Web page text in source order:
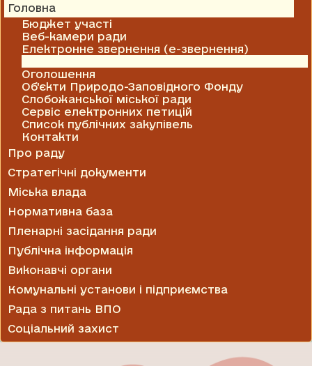
Головна
Бюджет участі
Веб-камери ради
Електронне звернення (е-звернення)
Оголошення
Об'єкти Природо-Заповідного Фонду
Слобожанської міської ради
Сервіс електронних петицій
Список публічних закупівель
Контакти
Про раду
Стратегічні документи
Міська влада
Нормативна база
Пленарні засідання ради
Публічна інформація
Виконавчі органи
Комунальні установи і підприємства
Рада з питань ВПО
Соціальний захист